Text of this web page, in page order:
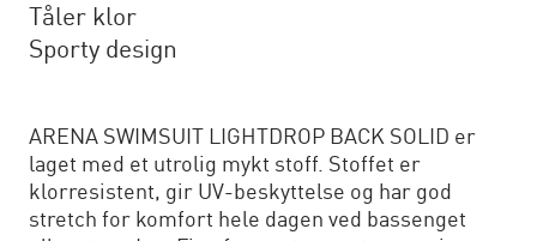
Tåler klor
Sporty design
ARENA SWIMSUIT LIGHTDROP BACK SOLID er
laget med et utrolig mykt stoff. Stoffet er
klorresistent, gir UV-beskyttelse og har god
stretch for komfort hele dagen ved bassenget